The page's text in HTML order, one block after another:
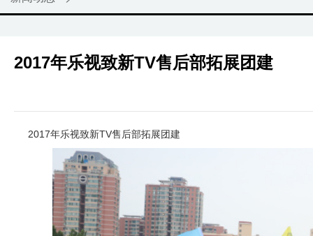
2017年乐视致新TV售后部拓展团建
2017年乐视致新TV售后部拓展团建